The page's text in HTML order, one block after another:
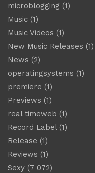
microblogging (1)
Music (1)
Music Videos (1)
New Music Releases (1)
News (2)
operatingsystems (1)
premiere (1)
Previews (1)
real timeweb (1)
Record Label(1)
Release (1)
Reviews (1)
Sexy (7 072)